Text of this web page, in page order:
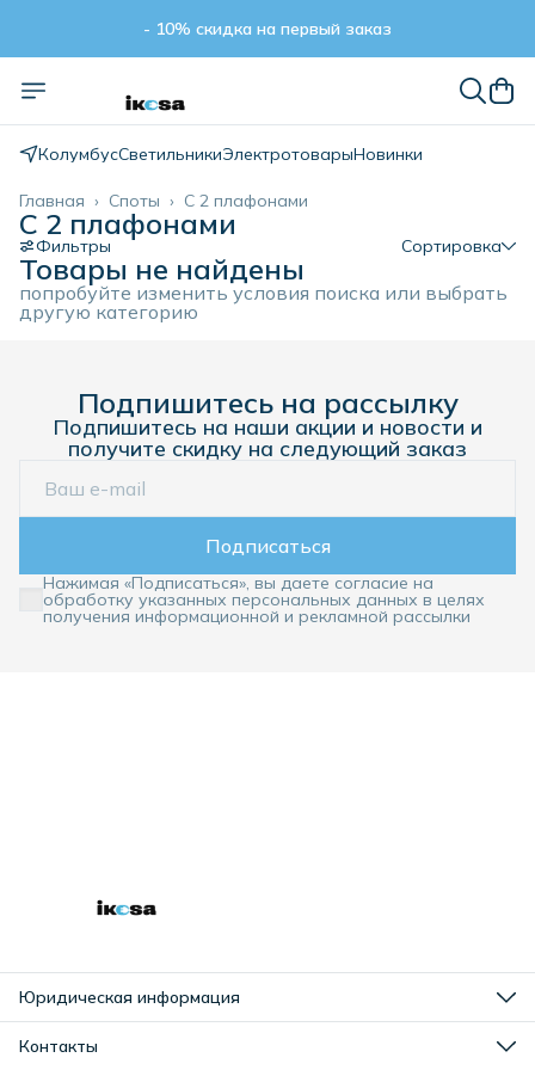
- 10% скидка на первый заказ
КолумбусСветильникиЭлектротоварыНовинки
С 2 плафонами
Споты ›
Главная ›
С 2 плафонами
Фильтры Сортировка
Товары не найдены
попробуйте изменить условия поиска или выбрать
другую категорию
Подпишитесь на рассылку
Подпишитесь на наши акции и новости и
получите скидку на следующий заказ
Подписаться
Нажимая «Подписаться», вы даете согласие на
обработку указанных персональных данных в целях
получения информационной и рекламной рассылки
Юридическая информация
Оплата
Доставка
Контакты